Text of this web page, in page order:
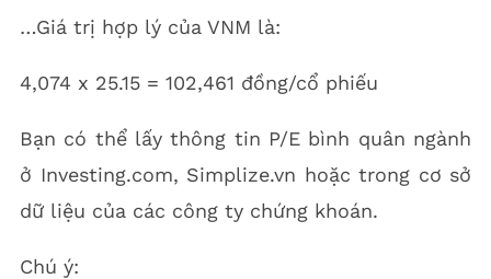
…Giá trị hợp lý của VNM là:
4,074 x 25.15 = 102,461 đồng/cổ phiếu
Bạn có thể lấy thông tin P/E bình quân ngành
ở Investing.com, Simplize.vn hoặc trong cơ sở
dữ liệu của các công ty chứng khoán.
Chú ý: